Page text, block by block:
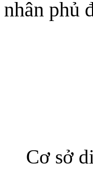
nhân phủ
Cơ sở